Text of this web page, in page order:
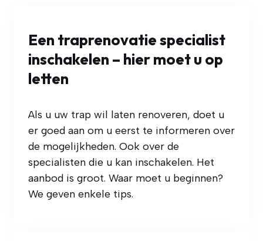
Een traprenovatie specialist
inschakelen – hier moet u op
letten
Als u uw trap wil laten renoveren, doet u
er goed aan om u eerst te informeren over
de mogelijkheden. Ook over de
specialisten die u kan inschakelen. Het
aanbod is groot. Waar moet u beginnen?
We geven enkele tips.